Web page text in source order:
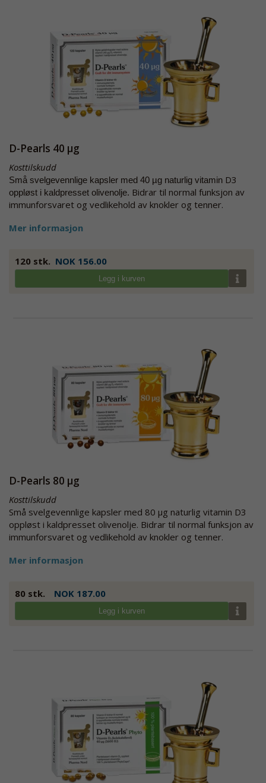
D-Pearls 40 µg
Kosttilskudd
Små svelgevennlige kapsler med 40 µg naturlig vitamin D3
oppløst i kaldpresset olivenolje. Bidrar til normal funksjon av
immunforsvaret og vedlikehold av knokler og tenner.
Mer informasjon
120 stk. NOK 156.00
Legg i kurven
D-Pearls 80 µg
Kosttilskudd
Små svelgevennlige kapsler med 80 µg naturlig vitamin D3
oppløst i kaldpresset olivenolje. Bidrar til normal funksjon av
immunforsvaret og vedlikehold av knokler og tenner.
Mer informasjon
80 stk. NOK 187.00
Legg i kurven